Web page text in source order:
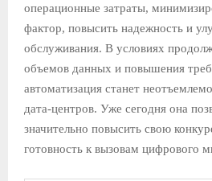
операционные затраты,
фактор, повысить надежность и
обслуживания. В условиях
объемов данных и повышения
автоматизация станет
дата-центров. Уже сегодня она
значительно повысить свою
готовность к вызовам цифрового